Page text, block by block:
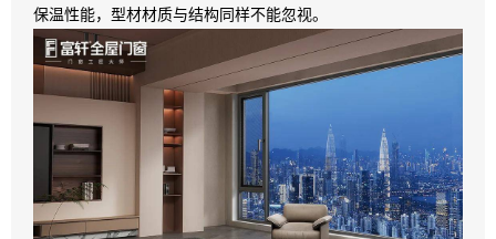
保温性能，型材材质与结构同样不能忽视。